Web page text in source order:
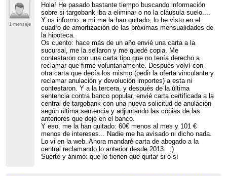
1 mensaje
Hola! He pasado bastante tiempo buscando información
sobre si targobank iba a eliminar o no la cláusula suelo....
Y os informo: a mi me la han quitado, lo he visto en el
cuadro de amortización de las próximas mensualidades de
la hipoteca.
Os cuento: hace más de un año envié una carta a la
sucursal, me la sellaron y me quedé copia. Me
contestaron con una carta tipo que no tenía derecho a
reclamar que firmé voluntariamente. Después volví con
otra carta que decía los mismo (pedir la oferta vinculante y
reclamar anulación y devolución importes) a esta ni
contestaron. Y a la tercera, y después de la última
sentencia contra banco popular, envié carta certificada a la
central de targobank con una nueva solicitud de anulación
según última sentencia y adjuntando las copias de las
anteriores que dejé en el banco.
Y eso, me la han quitado: 60€ menos al mes y 101 €
menos de intereses... Nadie me ha avisado ni dicho nada.
Lo vi en la web. Ahora mandaré carta de abogado a la
central reclamando lo anterior desde 2013. ;)
Suerte y ánimo: que lo tienen que quitar si o sí